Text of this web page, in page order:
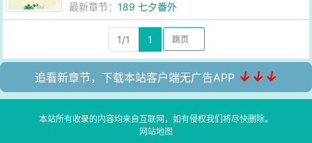
最新章节：189 七夕番外
1/1 1
追看新章节，下载本站客户端无广告APP ↓↓↓
本站所有收录的内容均来自互联网，如有侵权我们将尽快删除。
网站地图